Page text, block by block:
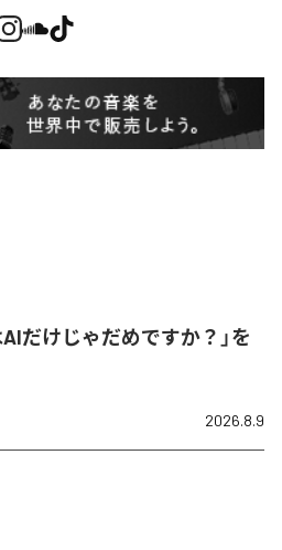
だけじゃだめですか？」を
2026.8.9